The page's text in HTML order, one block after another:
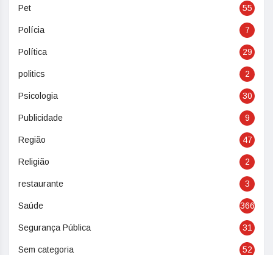
Pet 55
Polícia 7
Política 29
politics 2
Psicologia 30
Publicidade 9
Região 47
Religião 2
restaurante 3
Saúde 366
Segurança Pública 31
Sem categoria 52